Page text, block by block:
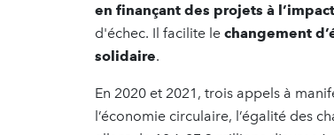
en finançant des projets à
d'échec. Il facilite le changement
solidaire.
En 2020 et 2021, trois appels à
l’économie circulaire, l’égalité des